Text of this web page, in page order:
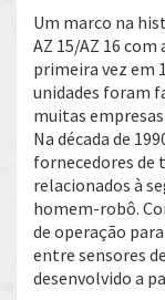
Um marco na
AZ 15/AZ 16
primeira vez em
unidades foram
muitas
Na década de
fornecedores de
relacionados à
homem-robô.
de operação
entre sensores
desenvolvido a